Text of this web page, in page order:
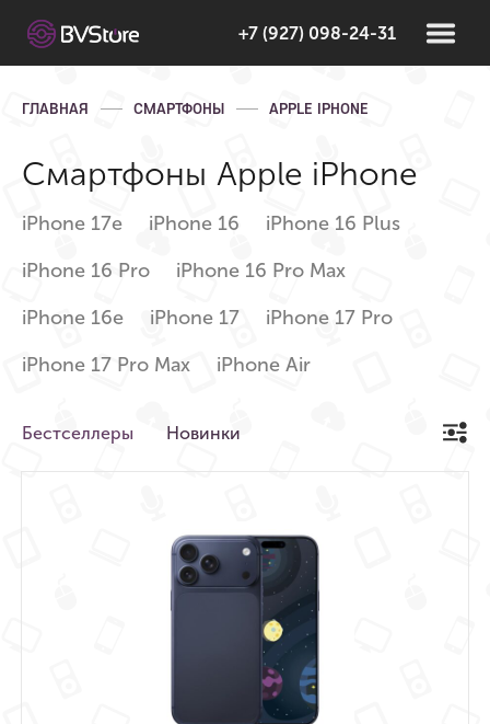
+7 (927) 098-24-31
ГЛАВНАЯ СМАРТФОНЫ APPLE IPHONE
Смартфоны Apple iPhone
iPhone 17e iPhone 16
iPhone 16 Plus
iPhone 16 Pro
iPhone 16 Pro Max
iPhone 16e
iPhone 17
iPhone 17 Pro
iPhone 17 Pro Max
iPhone Air
Бестселлеры Новинки